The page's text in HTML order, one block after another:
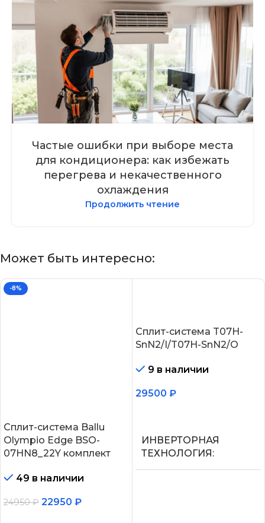
Частые ошибки при выборе места
для кондиционера: как избежать
перегрева и некачественного
охлаждения
Продолжить чтение
Может быть интересно:
-8%
Сплит-система Ballu
Olympio Edge BSO-
07HN8_22Y комплект
49 в наличии
24950₽ 22950 ₽
Сплит-система T07H-
SnN2/I/T07H-SnN2/O
9 в наличии
29500 ₽
ИНВЕРТОРНАЯ
ТЕХНОЛОГИЯ